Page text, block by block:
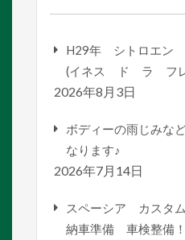
H29年 シトロエン
(イネス ド ラ フレ
2026年8月3日
ボディーの雨じみな
なります♪
2026年7月14日
スペーシア カスタ
納車準備 車検整備！